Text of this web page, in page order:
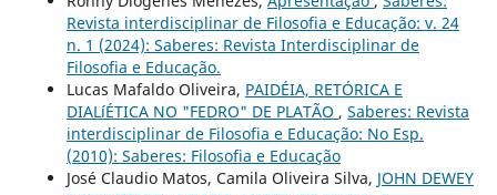
Revista interdisciplinar de Filosofia e Educação: v. 24
n. 1 (2024): Saberes: Revista Interdisciplinar de
Filosofia e Educação.
Lucas Mafaldo Oliveira, PAIDÉIA, RETÓRICA E
DIALíÉTICA NO "FEDRO" DE PLATÃO , Saberes: Revista
interdisciplinar de Filosofia e Educação: No Esp.
(2010): Saberes: Filosofia e Educação
José Claudio Matos, Camila Oliveira Silva, JOHN DEWEY